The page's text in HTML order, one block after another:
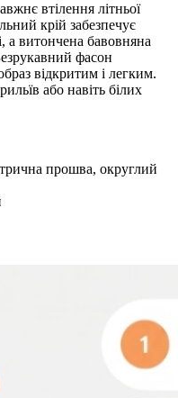
втілення літньої
крій забезпечує
а витончена бавовняна
фасон
відкритим і легким.
або навіть білих
прошва, округлий